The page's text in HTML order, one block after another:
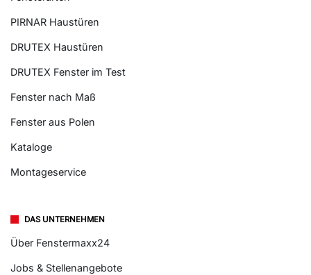
PIRNAR Haustüren
DRUTEX Haustüren
DRUTEX Fenster im Test
Fenster nach Maß
Fenster aus Polen
Kataloge
Montageservice
DAS UNTERNEHMEN
Über Fenstermaxx24
Jobs & Stellenangebote